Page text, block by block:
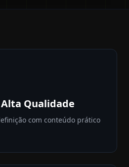
Qualidade
com conteúdo prático